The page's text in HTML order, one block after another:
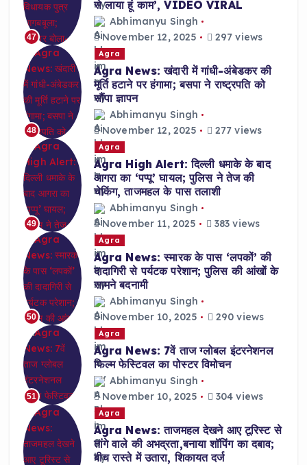
47
से लाया हूं काम’, VIDEO VIRAL
Abhimanyu Singh
November 12, 2025
297 views
48
Agra
Agra News: खंदारी में गांधी-अंबेडकर की
मूर्ति हटाने पर हंगामा; बसपा ने राष्ट्रपति को
सौंपा ज्ञापन
Abhimanyu Singh
November 12, 2025
277 views
49
Agra
Agra High Alert: दिल्ली धमाके के बाद
आगरा का ‘पप्पू’ घायल; पुलिस ने तेज की
चेकिंग, ताजमहल के पास तलाशी
Abhimanyu Singh
November 11, 2025
383 views
50
Agra
Agra News: स्मारक के पास ‘लपकों’ की
दादागिरी से पर्यटक परेशान; पुलिस की आंखों के
सामने बदनामी
Abhimanyu Singh
November 10, 2025
290 views
51
Agra
Agra News: 7वें ताज ग्लोबल इंटरनेशनल
फिल्म फेस्टिवल का पोस्टर विमोचन
Abhimanyu Singh
November 10, 2025
304 views
Agra
Agra News: ताजमहल देखने आए टूरिस्ट से
तांगे वाले की अभद्रता,बनाया शॉपिंग का दबाव;
बीच रास्ते में उतारा, शिकायत दर्ज